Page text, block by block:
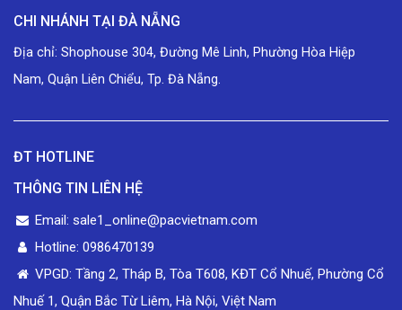
CHI NHÁNH TẠI ĐÀ NẴNG
Địa chỉ: Shophouse 304, Đường Mê Linh, Phường Hòa Hiệp
Nam, Quận Liên Chiểu, Tp. Đà Nẵng.
ĐT HOTLINE
THÔNG TIN LIÊN HỆ
Email: sale1_online@pacvietnam.com
Hotline: 0986470139
VPGD: Tầng 2, Tháp B, Tòa T608, KĐT Cổ Nhuế, Phường Cổ
Nhuế 1, Quận Bắc Từ Liêm, Hà Nội, Việt Nam